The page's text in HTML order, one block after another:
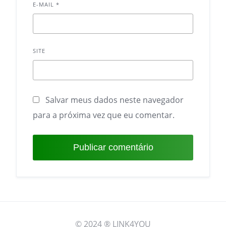
E-MAIL *
SITE
Salvar meus dados neste navegador
para a próxima vez que eu comentar.
© 2024 ® LINK4YOU